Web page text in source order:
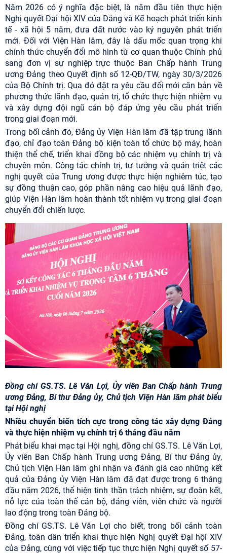
Năm 2026 có ý nghĩa đặc biệt, là năm đầu tiên thực hiện
Nghị quyết Đại hội XIV của Đảng và Kế hoạch phát triển kinh
tế - xã hội 5 năm, đưa đất nước vào kỷ nguyên phát triển
mới. Đối với Viện Hàn lâm, đây là dấu mốc quan trọng khi
chính thức chuyển đổi mô hình từ cơ quan thuộc Chính phủ
sang đơn vị sự nghiệp trực thuộc Ban Chấp hành Trung
ương Đảng theo Quyết định số 12-QĐ/TW, ngày 30/3/2026
của Bộ Chính trị. Qua đó đặt ra yêu cầu đổi mới căn bản về
phương thức lãnh đạo, quản trị, tổ chức thực hiện nhiệm vụ
và xây dựng đội ngũ cán bộ đáp ứng yêu cầu phát triển
trong giai đoạn mới.
Trong bối cảnh đó, Đảng ủy Viện Hàn lâm đã tập trung lãnh
đạo, chỉ đạo toàn Đảng bộ kiện toàn tổ chức bộ máy, hoàn
thiện thể chế, triển khai đồng bộ các nhiệm vụ chính trị và
chuyên môn. Công tác chính trị, tư tưởng và quán triệt các
nghị quyết của Trung ương được thực hiện nghiêm túc, tạo
sự đồng thuận cao, góp phần nâng cao hiệu quả lãnh đạo,
giúp Viện Hàn lâm hoàn thành tốt nhiệm vụ trong giai đoạn
chuyển đổi chiến lược.
Đồng chí GS.TS. Lê Văn Lợi, Ủy viên Ban Chấp hành Trung
ương Đảng, Bí thư Đảng ủy, Chủ tịch Viện Hàn lâm phát biểu
tại Hội nghị
Nhiều chuyển biến tích cực trong công tác xây dựng Đảng
và thực hiện nhiệm vụ chính trị 6 tháng đầu năm
Phát biểu khai mạc tại Hội nghị, đồng chí GS.TS. Lê Văn Lợi,
Ủy viên Ban Chấp hành Trung ương Đảng, Bí thư Đảng ủy,
Chủ tịch Viện Hàn lâm ghi nhận và đánh giá cao những kết
quả của Đảng ủy Viện Hàn lâm đã đạt được trong 6 tháng
đầu năm 2026, thể hiện tinh thần trách nhiệm, sự đoàn kết,
nỗ lực của toàn thể cán bộ, đảng viên, viên chức và người
lao động trong toàn Đảng bộ.
Đồng chí GS.TS. Lê Văn Lợi cho biết, trong bối cảnh toàn
Đảng, toàn dân triển khai thực hiện Nghị quyết Đại hội XIV
của Đảng, cùng với việc tiếp tục thực hiện Nghị quyết số 57-